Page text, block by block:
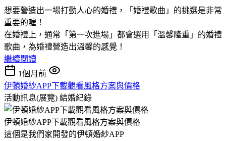
想要營造出一場打動人心的婚禮，「婚禮歌曲」的挑選是非常
重要的喔！
在婚禮上，通常「第一次進場」都會選用「溫馨隆重」的婚禮
歌曲，為婚禮營造出溫馨的感覺！
繼續閱讀
1個月前
伊頓婚紗APP下載觀看風格方案與價格
活動訊息(展覽) 結婚紀錄
伊頓婚紗APP下載觀看風格方案與價格
這個是我們家開發的伊頓婚紗APP